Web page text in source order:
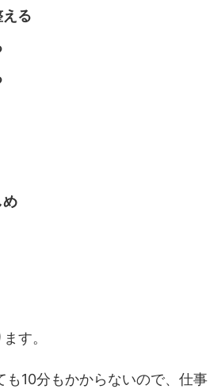
る
め
す。
も10分もかからないので、仕事